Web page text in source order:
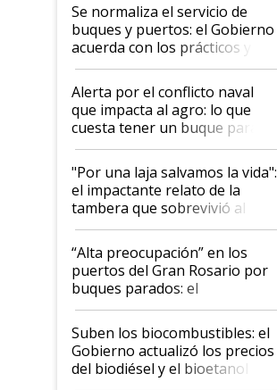
Se normaliza el servicio de
buques y puertos: el Gobierno
acuerda con los prácticos y
suspende el decreto de
desregulación
Alerta por el conflicto naval
que impacta al agro: lo que
cuesta tener un buque parado
y el peligro de que Argentina
pase a ser "país sucio"
"Por una laja salvamos la vida":
el impactante relato de la
tambera que sobrevivió al
tornado
“Alta preocupación” en los
puertos del Gran Rosario por
buques parados: el
funcionamiento de las
exportadoras en tensión tras
la medida de fuerza de los
prácticos
Suben los biocombustibles: el
Gobierno actualizó los precios
del biodiésel y el bioetanol